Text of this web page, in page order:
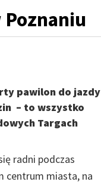
pawilon do jazdy
– to wszystko
Targach
radni podczas
centrum miasta, na